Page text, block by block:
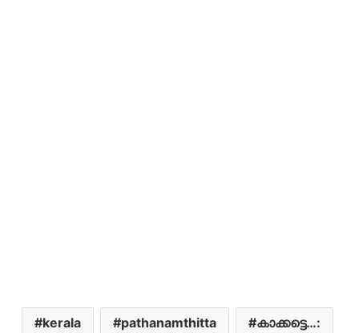
kerala pathanamthitta കാക്കട്ടെ…: